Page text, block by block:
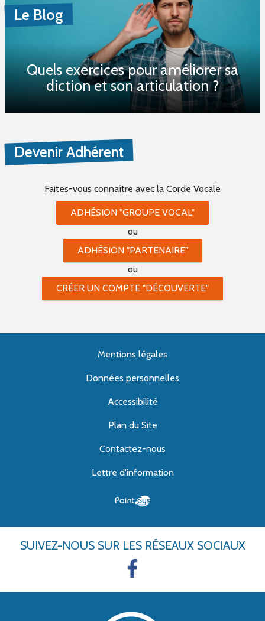
Le Blog
Quels exercices pour améliorer sa
diction et son articulation ?
Devenir Adhérent
Faites-vous connaître avec la Corde Vocale
ADHÉSION "GROUPE VOCAL"
ou
ADHÉSION "PARTENAIRE"
ou
CRÉER UN COMPTE "DÉCOUVERTE"
Mentions légales
Données personnelles
Accessibilité
Plan du Site
Contactez-nous
Lettre d'information
SUIVEZ-NOUS SUR LES RÉSEAUX SOCIAUX